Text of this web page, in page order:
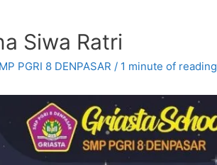
Siwa Ratri
PGRI 8 DENPASAR / 1 minute of reading